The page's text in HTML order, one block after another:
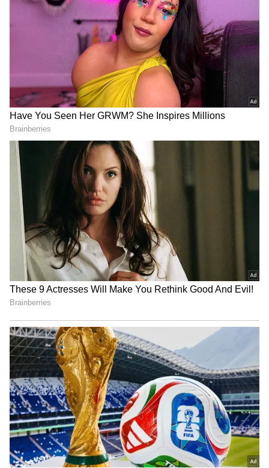
பிரபல பாலிவுட் நடிகை குல்ஜீத் ரந்தாவா
தனது வீட்டில் மர்மமான முறையில் இறந்து
கிடந்தார். தனது 30-வது வயதில்
வாழ்க்கையில் உள்ள பிரச்சனைகளை
எதிர்கொள்ள முடியாமல் இந்த முடிவை
எடுத்துள்ளேன் என்று கடிதம் எழுதி வைத்து
தற்கொலை செய்து கொண்டார். எனினும்
இவரின் மரணத்தில் பல சந்தேகங்கள்